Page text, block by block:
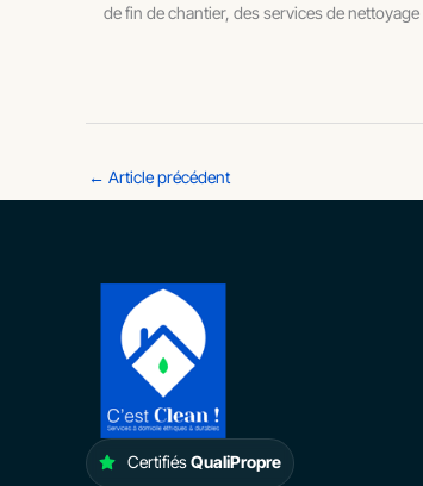
de fin de chantier, des services de
← Article précédent
CertifiésQualiPropre